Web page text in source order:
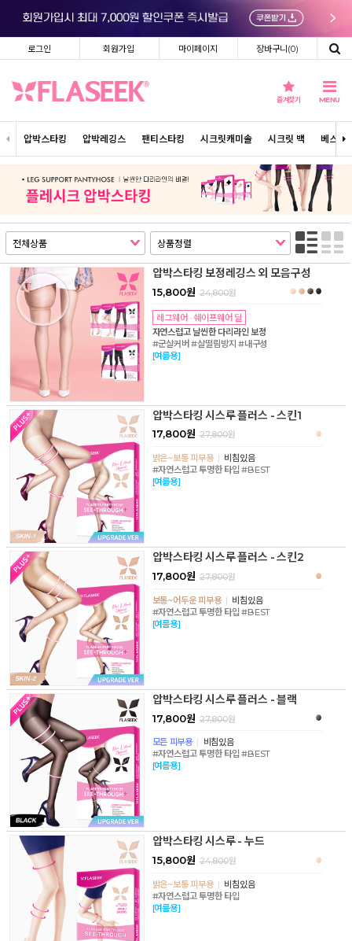
로그인 회원가입 마이페이지 장바구니(0)
즐겨찾기 MENU
압박스타킹 압박레깅스 팬티스타킹 시크릿캐미솔 시크릿 백 베스트
압박스타킹 보정레깅스 외 모음구성
15,800원 24,800원
레그웨어 · 쉐이프웨어 딜
자연스럽고 날씬한 다리라인 보정
#군살커버 #살떨림방지 #내구성
[여름용]
압박스타킹 시스루 플러스 - 스킨1
17,800원 27,800원
밝은~보통 피부용 | 비침있음
#자연스럽고 투명한 타입 #BEST
[여름용]
압박스타킹 시스루 플러스 - 스킨2
17,800원 27,800원
보통~어두운 피부용 | 비침있음
#자연스럽고 투명한 타입 #BEST
[여름용]
압박스타킹 시스루 플러스 - 블랙
17,800원 27,800원
모든 피부용 | 비침있음
#자연스럽고 투명한 타입 #BEST
[여름용]
압박스타킹 시스루 - 누드
15,800원 24,800원
밝은~보통 피부용 | 비침있음
#자연스럽고 투명한 타입
[여름용]